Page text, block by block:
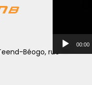
Béogo, rue
00:00